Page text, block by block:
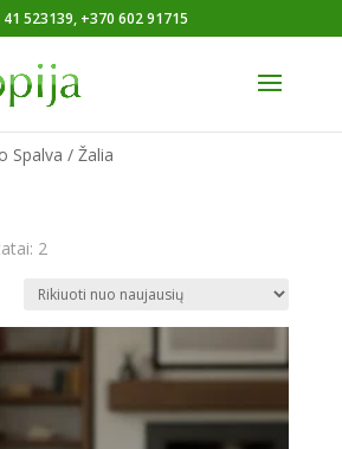
41 523139, +370 602 91715
Spalva / Žalia
2Rūšiuojama
naujausią